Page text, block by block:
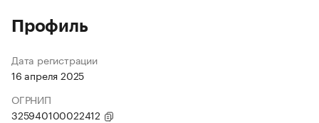
Профиль
Дата регистрации
16 апреля 2025
ОГРНИП
325940100022412